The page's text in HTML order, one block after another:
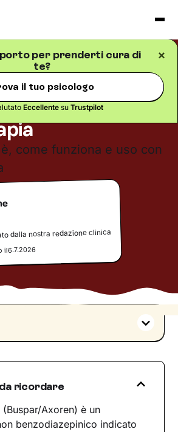
per prenderti cura di
te?
il tuo psicologo
Eccellentesu Trustpilot
minuti di lettura
come
uso con la
dalla nostra redazione clinica
il6.7.2026
classe farmacologica e condizioni
ed effetti collaterali
ricordare
Axoren) è un
benzodiazepinico indicato